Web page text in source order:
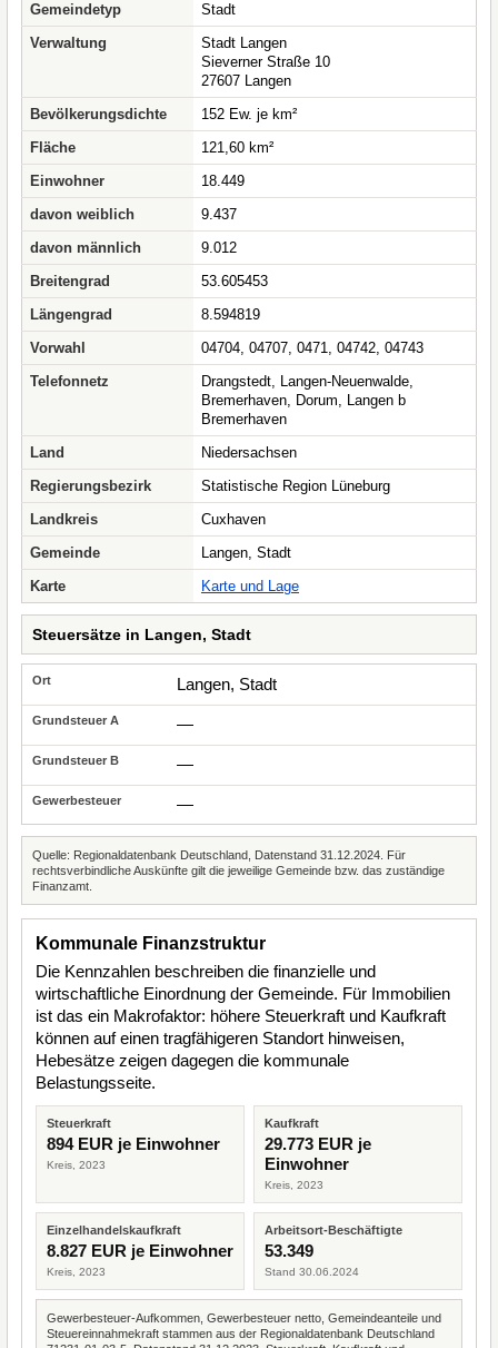
Gemeindetyp
Stadt
Verwaltung
Stadt Langen
Sieverner Straße 10
27607 Langen
Bevölkerungsdichte
152 Ew. je km²
Fläche
121,60 km²
Einwohner
18.449
davon weiblich
9.437
davon männlich
9.012
Breitengrad
53.605453
Längengrad
8.594819
Vorwahl
04704, 04707, 0471, 04742, 04743
Telefonnetz
Drangstedt, Langen-Neuenwalde,
Bremerhaven, Dorum, Langen b
Bremerhaven
Land
Niedersachsen
Regierungsbezirk
Statistische Region Lüneburg
Landkreis
Cuxhaven
Gemeinde
Langen, Stadt
Karte
Karte und Lage
Steuersätze in Langen, Stadt
Langen, Stadt
—
—
—
Quelle: Regionaldatenbank Deutschland, Datenstand 31.12.2024. Für
rechtsverbindliche Auskünfte gilt die jeweilige Gemeinde bzw. das zuständige
Finanzamt.
Kommunale Finanzstruktur
Die Kennzahlen beschreiben die finanzielle und
wirtschaftliche Einordnung der Gemeinde. Für Immobilien
ist das ein Makrofaktor: höhere Steuerkraft und Kaufkraft
können auf einen tragfähigeren Standort hinweisen,
Hebesätze zeigen dagegen die kommunale
Belastungsseite.
Steuerkraft
894 EUR je Einwohner
Kreis, 2023
Kaufkraft
29.773 EUR je
Einwohner
Kreis, 2023
Einzelhandelskaufkraft
8.827 EUR je Einwohner
Kreis, 2023
Arbeitsort-Beschäftigte
53.349
Stand 30.06.2024
Gewerbesteuer-Aufkommen, Gewerbesteuer netto, Gemeindeanteile und
Steuereinnahmekraft stammen aus der Regionaldatenbank Deutschland